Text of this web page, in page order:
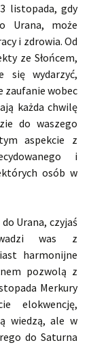
listopada, gdy
Urana, może
i zdrowia. Od
ze Słońcem,
się wydarzyć,
zaufanie wobec
każda chwilę
do waszego
aspekcie z
i
osób w
Urana, czyjaś
was z
harmonijne
pozwolą z
Merkury
elokwencję,
wiedzą, ale w
do Saturna